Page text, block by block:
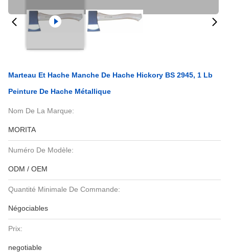
Marteau Et Hache Manche De Hache Hickory BS 2945, 1 Lb
Peinture De Hache Métallique
Nom De La Marque:
MORITA
Numéro De Modèle:
ODM / OEM
Quantité Minimale De Commande:
Négociables
Prix:
negotiable